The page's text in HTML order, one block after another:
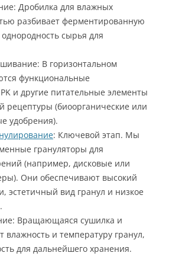
Дробилка для влажных
разбивает ферментированную
сырья для
В горизонтальном
функциональные
и другие питательные элементы
рецептуры (биоорганические или
удобрения).
: Ключевой этап. Мы
грануляторы для
(например, дисковые или
Они обеспечивают высокий
эстетичный вид гранул и низкое
Вращающаяся сушилка и
влажность и температуру гранул,
для дальнейшего хранения.